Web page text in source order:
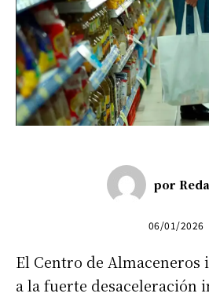
por
06/01/2026
El Centro de Almaceneros
a la fuerte desaceleración